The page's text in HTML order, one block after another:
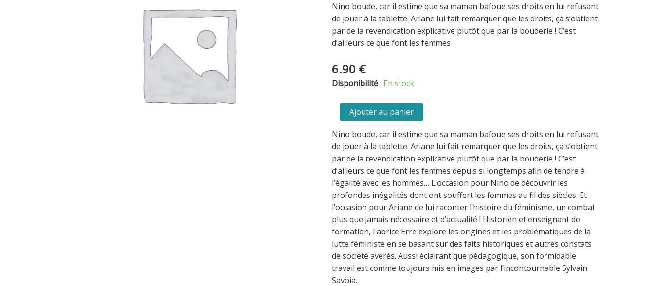
Nino boude, car il estime que sa maman bafoue ses droits en lui refusant
de jouer à la tablette. Ariane lui fait remarquer que les droits, ça s’obtient
par de la revendication explicative plutôt que par la bouderie ! C’est
d’ailleurs ce que font les femmes
6.90 €
Disponibilité : En stock
quantité
Le
de
l'Histoire
raconté
par
Ariane
&
Nino
-
Le
féminisme
-
Tome
34
Ajouter au panier
Nino boude, car il estime que sa maman bafoue ses droits en lui refusant
de jouer à la tablette. Ariane lui fait remarquer que les droits, ça s’obtient
par de la revendication explicative plutôt que par la bouderie ! C’est
d’ailleurs ce que font les femmes depuis si longtemps afin de tendre à
l’égalité avec les hommes… L’occasion pour Nino de découvrir les
profondes inégalités dont ont souffert les femmes au fil des siècles. Et
l’occasion pour Ariane de lui raconter l’histoire du féminisme, un combat
plus que jamais nécessaire et d’actualité ! Historien et enseignant de
formation, Fabrice Erre explore les origines et les problématiques de la
lutte féministe en se basant sur des faits historiques et autres constats
de société avérés. Aussi éclairant que pédagogique, son formidable
travail est comme toujours mis en images par l’incontournable Sylvain
Savoia.